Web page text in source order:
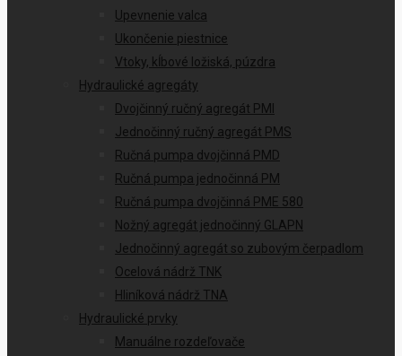
Upevnenie valca
Ukončenie piestnice
Vtoky, kĺbové ložiská, púzdra
Hydraulické agregáty
Dvojčinný ručný agregát PMI
Jednočinný ručný agregát PMS
Ručná pumpa dvojčinná PMD
Ručná pumpa jednočinná PM
Ručná pumpa dvojčinná PME 580
Nožný agregát jednočinný GLAPN
Jednočinný agregát so zubovým čerpadlom
Ocelová nádrž TNK
Hliníková nádrž TNA
Hydraulické prvky
Manuálne rozdeľovače